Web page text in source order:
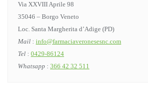
Via XXVIII Aprile 98
35046 – Borgo Veneto
Loc. Santa Margherita d’Adige (PD)
Mail : info@farmaciaveronesesnc.com
Tel : 0429-86124
Whatsapp : 366 42 32 511